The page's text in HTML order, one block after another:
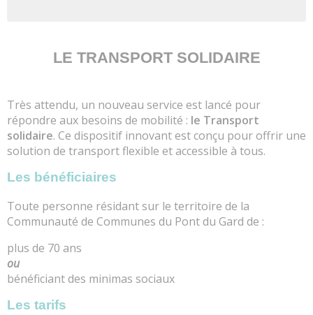
LE TRANSPORT SOLIDAIRE
Très attendu, un nouveau service est lancé pour
répondre aux besoins de mobilité : le Transport
solidaire. Ce dispositif innovant est conçu pour offrir une
solution de transport flexible et accessible à tous.
Les bénéficiaires
Toute personne résidant sur le territoire de la
Communauté de Communes du Pont du Gard de :
plus de 70 ans
ou
bénéficiant des minimas sociaux
Les tarifs